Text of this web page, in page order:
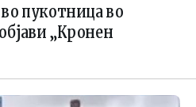
пукотница во
„Кронен